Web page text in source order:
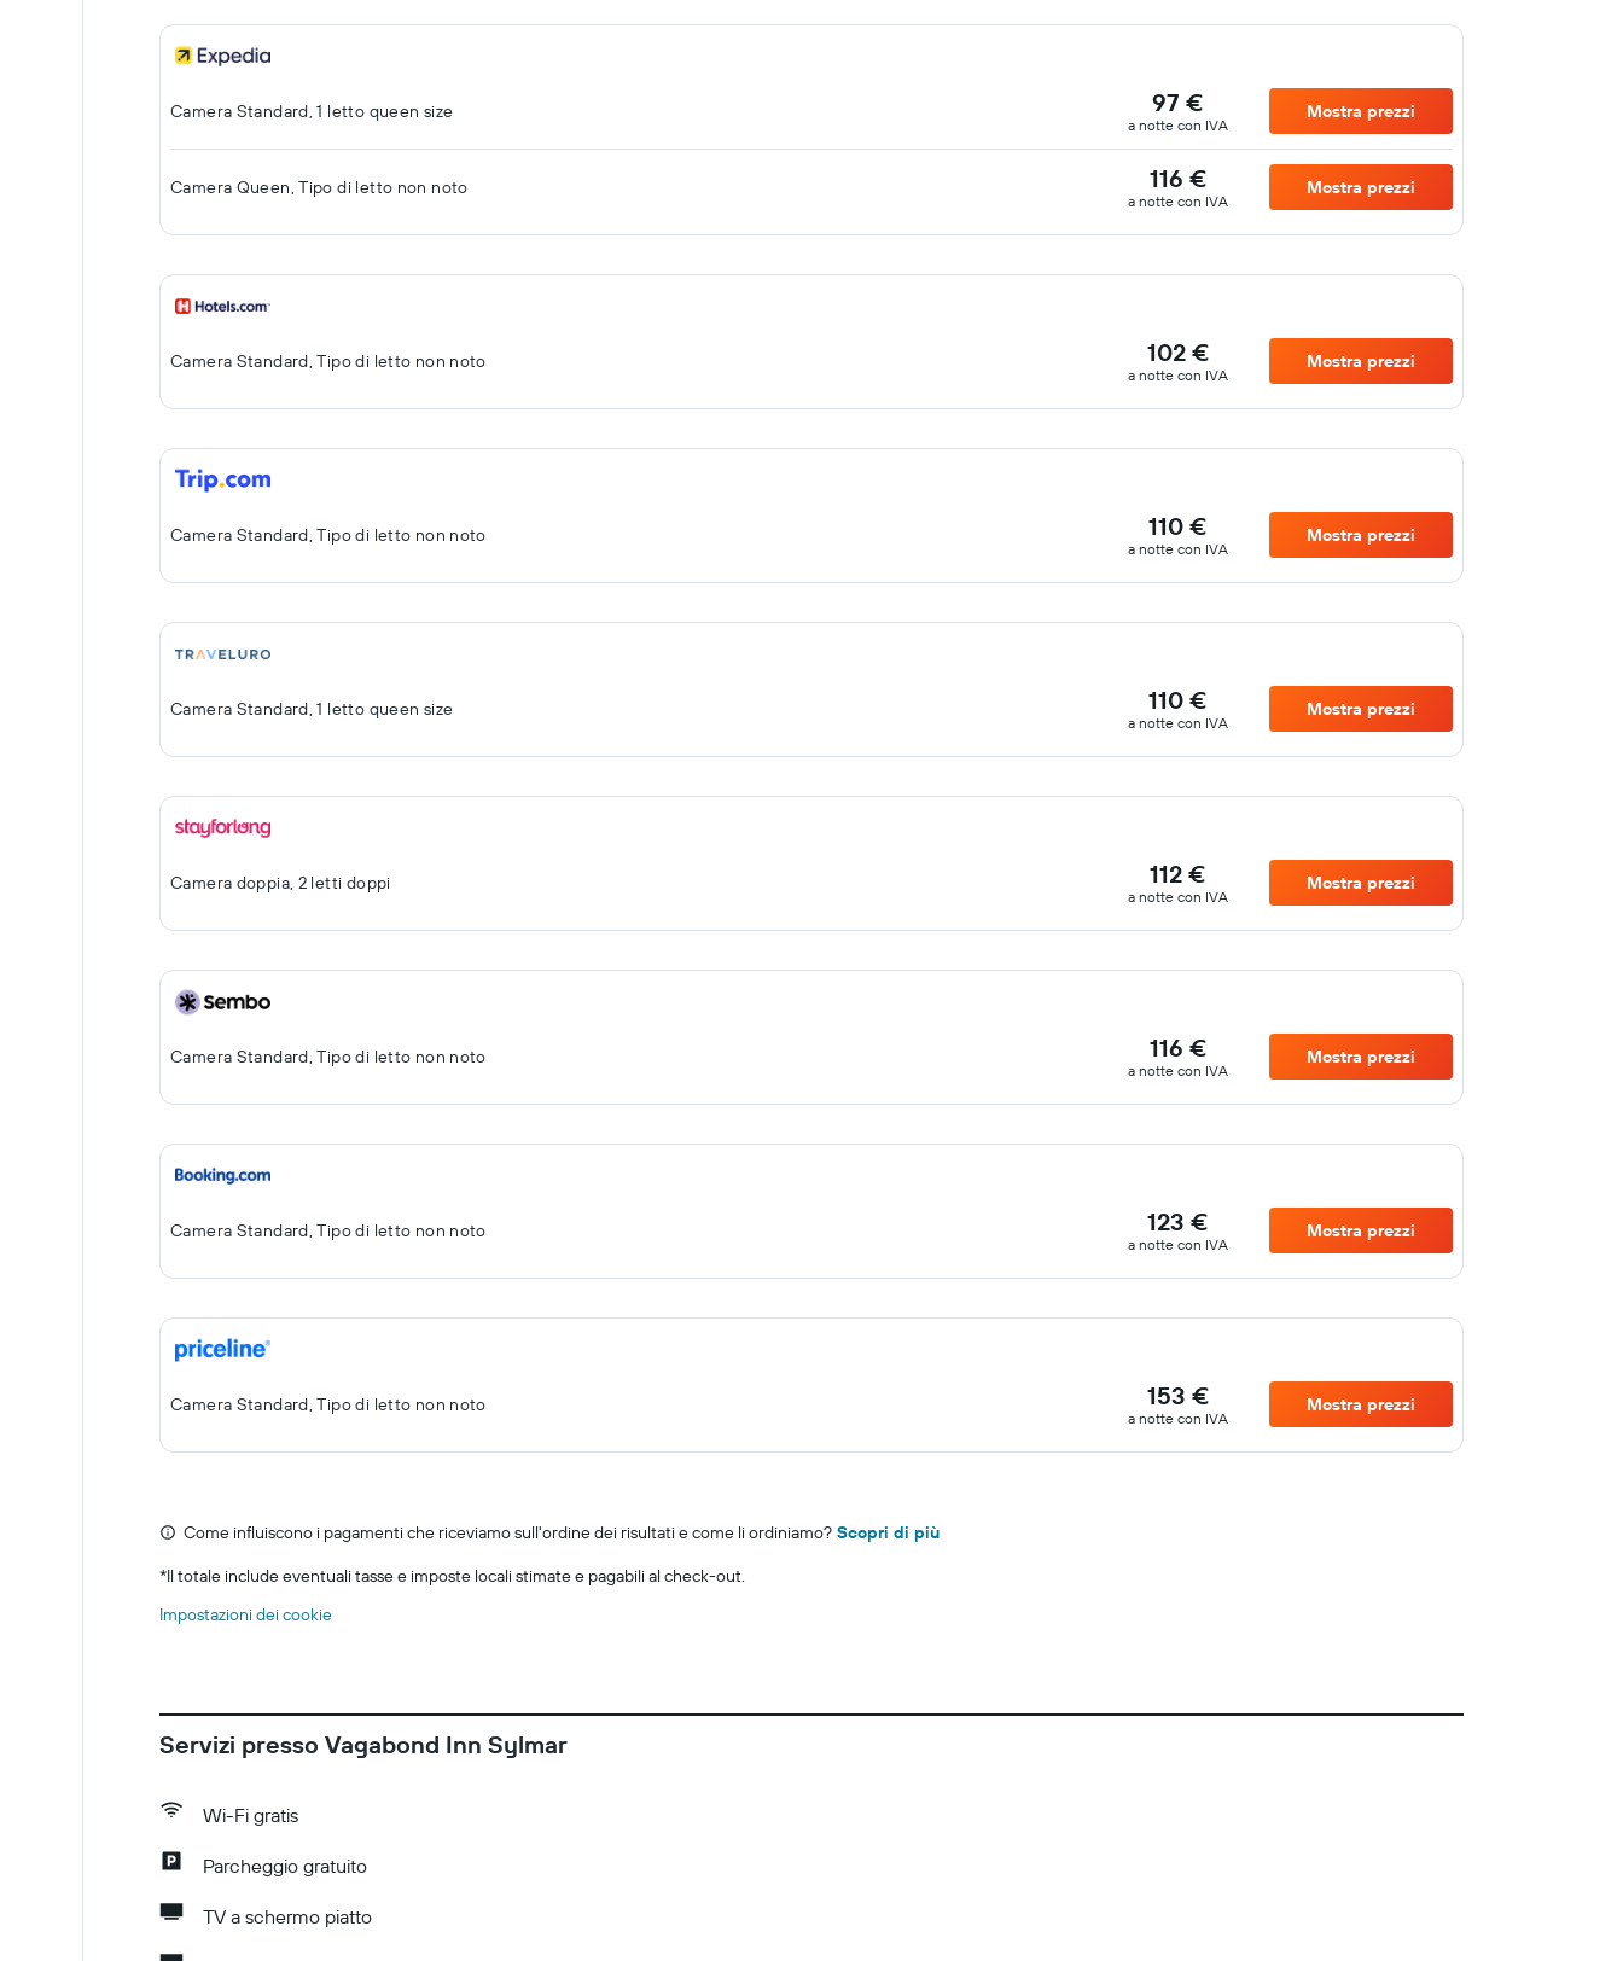
Camera Standard, 1 letto queen size 97 €
a notte con IVA
Mostra prezzi
Camera Queen, Tipo di letto non noto 116 €
a notte con IVA
Mostra prezzi
Camera Standard, Tipo di letto non noto 102 €
a notte con IVA
Mostra prezzi
Camera Standard, Tipo di letto non noto 110 €
a notte con IVA
Mostra prezzi
Camera Standard, 1 letto queen size 110 €
a notte con IVA
Mostra prezzi
Camera doppia, 2 letti doppi 112 €
a notte con IVA
Mostra prezzi
Camera Standard, Tipo di letto non noto 116 €
a notte con IVA
Mostra prezzi
Camera Standard, Tipo di letto non noto 123 €
a notte con IVA
Mostra prezzi
Camera Standard, Tipo di letto non noto 153 €
a notte con IVA
Mostra prezzi
Come influiscono i pagamenti che riceviamo sull'ordine dei risultati e come li ordiniamo? Scopri di più
*Il totale include eventuali tasse e imposte locali stimate e pagabili al check-out.
Impostazioni dei cookie
Servizi presso Vagabond Inn Sylmar
Wi-Fi gratis
Parcheggio gratuito
TV a schermo piatto